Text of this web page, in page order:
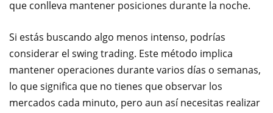
que conlleva mantener posiciones durante la noche.
Si estás buscando algo menos intenso, podrías
considerar el swing trading. Este método implica
mantener operaciones durante varios días o semanas,
lo que significa que no tienes que observar los
mercados cada minuto, pero aun así necesitas realizar